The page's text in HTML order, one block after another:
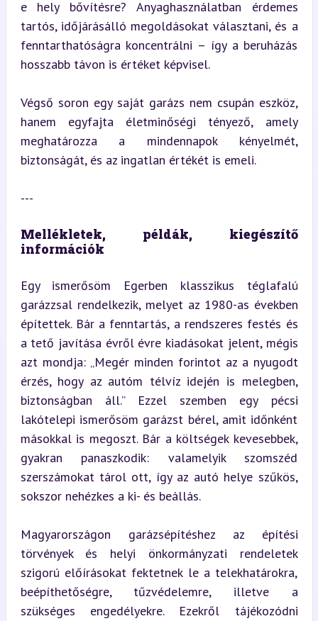
e hely bővítésre? Anyaghasználatban érdemes
tartós, időjárásálló megoldásokat választani, és a
fenntarthatóságra koncentrálni – így a beruházás
hosszabb távon is értéket képvisel.
Végső soron egy saját garázs nem csupán eszköz,
hanem egyfajta életminőségi tényező, amely
meghatározza a mindennapok kényelmét,
biztonságát, és az ingatlan értékét is emeli.
---
Mellékletek, példák, kiegészítő
információk
Egy ismerősöm Egerben klasszikus téglafalú
garázzsal rendelkezik, melyet az 1980-as években
építettek. Bár a fenntartás, a rendszeres festés és
a tető javítása évről évre kiadásokat jelent, mégis
azt mondja: „Megér minden forintot az a nyugodt
érzés, hogy az autóm télvíz idején is melegben,
biztonságban áll.” Ezzel szemben egy pécsi
lakótelepi ismerősöm garázst bérel, amit időnként
másokkal is megoszt. Bár a költségek kevesebbek,
gyakran panaszkodik: valamelyik szomszéd
szerszámokat tárol ott, így az autó helye szűkös,
sokszor nehézkes a ki- és beállás.
Magyarországon garázsépítéshez az építési
törvények és helyi önkormányzati rendeletek
szigorú előírásokat fektetnek le a telekhatárokra,
beépíthetőségre, tűzvédelemre, illetve a
szükséges engedélyekre. Ezekről tájékozódni